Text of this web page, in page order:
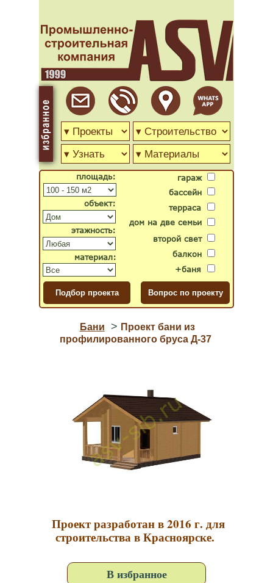
гараж
бассейн
второй свет
дом на две семьи
терраса
балкон
+баня
объект:
материал:
площадь:
этажность:
Бани > Проект бани из
профилированного бруса Д-37
Проект разработан в 2016 г. для
строительства в Красноярске.
В избранное